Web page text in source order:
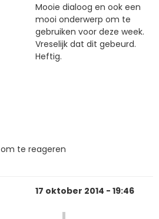
Mooie dialoog en ook een
mooi onderwerp om te
gebruiken voor deze week.
Vreselijk dat dit gebeurd.
Heftig.
om te reageren
17 oktober 2014 - 19:46